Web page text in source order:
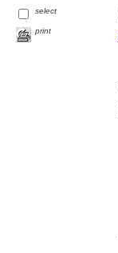
select
print